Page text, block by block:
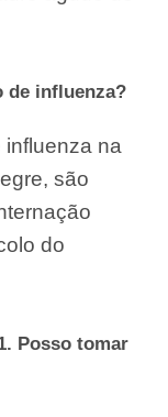
de influenza?
influenza na
são
do
Posso tomar